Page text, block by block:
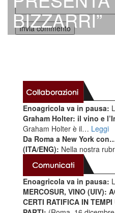
BIZZARRI”
Enoagricola va in pausa:
Graham Holter: il vino e
Graham Holter è il… Leggi
Da Roma a New York
(ITA/ENG): Nella nostra
Enoagricola va in pausa:
MERCOSUR, VINO (UIV):
CERTI RATIFICA IN